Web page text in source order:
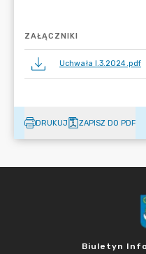
ZAŁĄCZNIKI
Uchwała I.3.2024.pdf
DRUKUJ ZAPISZ DO PDF
Biuletyn